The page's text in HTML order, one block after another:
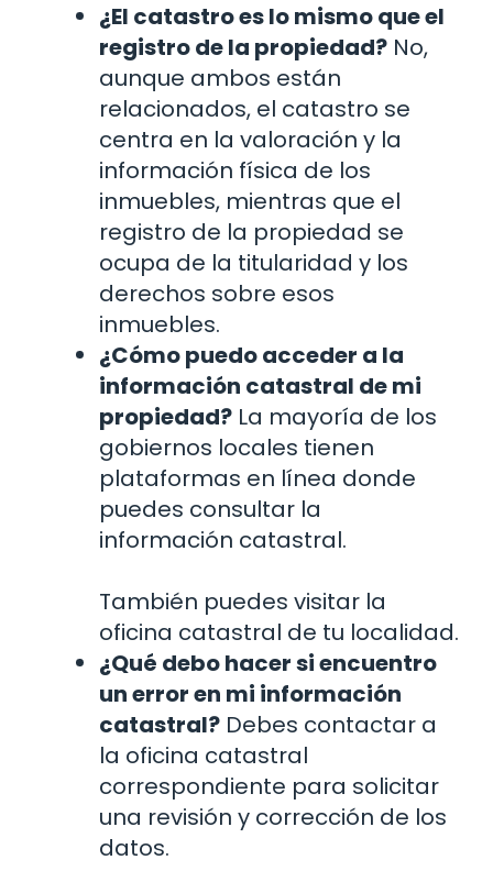
¿El catastro es lo mismo que el
registro de la propiedad? No,
aunque ambos están
relacionados, el catastro se
centra en la valoración y la
información física de los
inmuebles, mientras que el
registro de la propiedad se
ocupa de la titularidad y los
derechos sobre esos
inmuebles.
¿Cómo puedo acceder a la
información catastral de mi
propiedad? La mayoría de los
gobiernos locales tienen
plataformas en línea donde
puedes consultar la
información catastral.
También puedes visitar la
oficina catastral de tu localidad.
¿Qué debo hacer si encuentro
un error en mi información
catastral? Debes contactar a
la oficina catastral
correspondiente para solicitar
una revisión y corrección de los
datos.